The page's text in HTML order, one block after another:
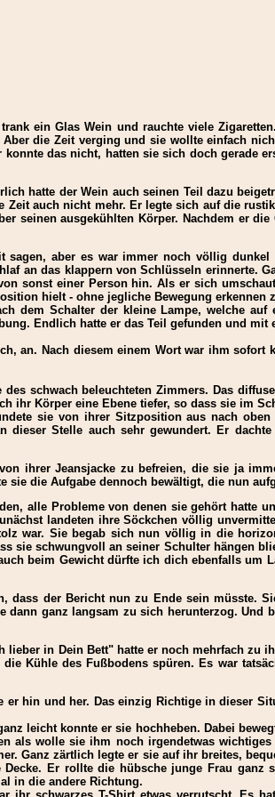
ein Glas Wein und rauchte viele
die Zeit verging und sie wollte einfach
das nicht, hatten sie sich doch gerade
hatte der Wein auch seinen Teil dazu
auch nicht mehr. Er legte sich auf die
seinen ausgekühlten Körper. Nachdem er
sagen, aber es war immer noch völlig
an das klappern von Schlüsseln erinnerte.
sonst einer Person hin. Als er sich
hielt - ohne jegliche Bewegung erkennen
dem Schalter der kleine Lampe, welche
Endlich hatte er das Teil gefunden und
an. Nach diesem einem Wort war ihm
schwach beleuchteten Zimmers. Das
ihr Körper eine Ebene tiefer, so dass sie im
sie von ihrer Sitzposition aus nach
Stelle auch sehr gewundert. Er
ihrer Jeansjacke zu befreien, die sie ja
sie die Aufgabe dennoch bewältigt, die nun
alle Probleme von denen sie gehört hatte
landeten ihre Söckchen völlig
war. Sie begab sich nun völlig in die
sie schwungvoll an seiner Schulter hängen
beim Gewicht dürfte ich dich ebenfalls um
dass der Bericht nun zu Ende sein müsste.
dann ganz langsam zu sich herunterzog.
in Dein Bett" hatte er noch mehrfach zu
Kühle des Fußbodens spüren. Es war
hin und her. Das einzig Richtige in dieser
leicht konnte er sie hochheben. Dabei
als wolle sie ihm noch irgendetwas
Ganz zärtlich legte er sie auf ihr breites,
Er rollte die hübsche junge Frau ganz
in die andere Richtung.